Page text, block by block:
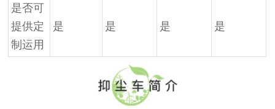
是否可
提供定
制运用
是 是 是 是